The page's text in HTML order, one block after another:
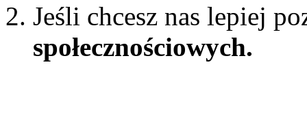
Jeśli chcesz nas lepiej
społecznościowych.